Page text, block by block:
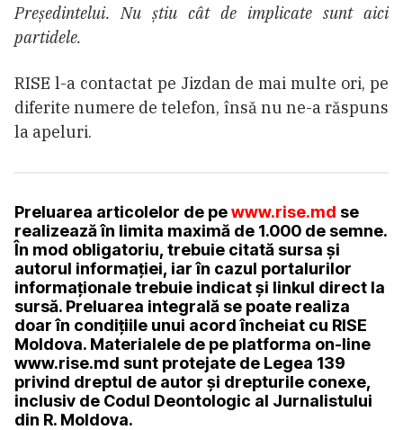
Președintelui. Nu știu cât de implicate sunt aici
partidele.
RISE l-a contactat pe Jizdan de mai multe ori, pe
diferite numere de telefon, însă nu ne-a răspuns
la apeluri.
Preluarea articolelor de pewww.rise.md se
realizează în limita maximă de 1.000 de semne.
În mod obligatoriu, trebuie citată sursa și
autorul informației, iar în cazul portalurilor
informaționale trebuie indicat și linkul direct la
sursă. Preluarea integrală se poate realiza
doar în condițiile unui acord încheiat cu RISE
Moldova. Materialele de pe platforma on-line
www.rise.md sunt protejate de Legea 139
privind dreptul de autor și drepturile conexe,
inclusiv de Codul Deontologic al Jurnalistului
din R. Moldova.